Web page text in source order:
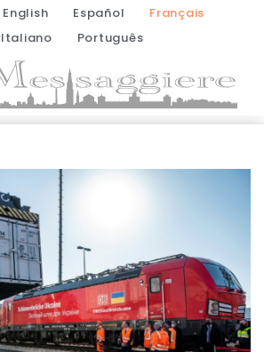
English Español
Français
Italiano
Português